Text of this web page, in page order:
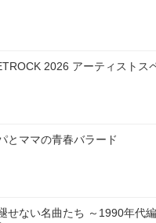
2026 アーティストス
とママの青春バラード
せない名曲たち ～1990年代